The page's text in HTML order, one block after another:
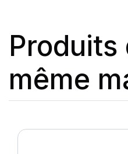
Produits
même